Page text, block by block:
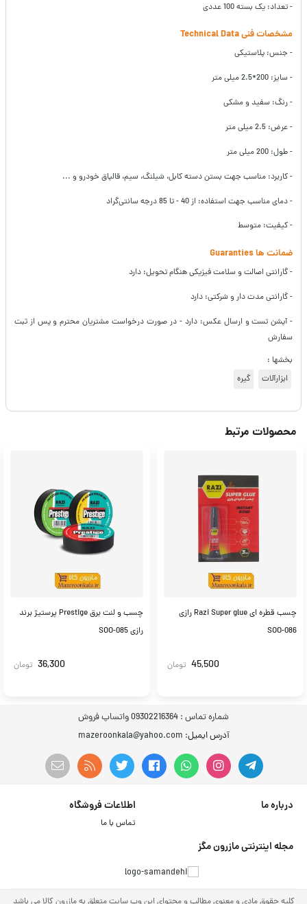
- تعداد: یک بسته 100 عددی
مشخصات فنی Technical Data
- جنس: پلاستیکی
- سایز: 200*2.5 میلی متر
- رنگ: سفید و مشکی
- عرض: 2.5 میلی متر
- طول: 200 میلی متر
- کاربرد: مناسب جهت بستن دسته کابل، شیلنگ، سیم، قالپاق خودرو و ...
- دمای مناسب جهت استفاده: از 40 - تا 85 درجه سانتی‌گراد
- کیفیت: متوسط
ضمانت ها Guaranties
- گارانتی اصالت و سلامت فیزیکی هنگام تحویل: دارد
- گارانتی مدت دار و شرکتی: دارد
- آپشن تست و ارسال عکس: دارد - در صورت درخواست مشتریان محترم و پس از ثبت
سفارش
بخشها :
ابزارآلات
گیره
محصولات مرتبط
چسب قطره ای Razi Super glue رازی
SOO-086
45,500 تومان
چسب و لنت برق Prestige پرستیژ برند
رازی SOO-085
36,300 تومان
شماره تماس : 09302216364 واتساپ فروش
آدرس ایمیل: mazeroonkala@yahoo.com
درباره ما اطلاعات فروشگاه
تماس با ما
مجله اینترنتی مازرون مگز